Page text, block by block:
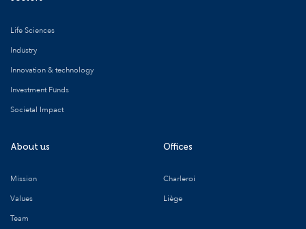
Life Sciences
Industry
Innovation & technology
Investment Funds
Societal Impact
About us
Mission
Values
Team
Offices
Charleroi
Liège